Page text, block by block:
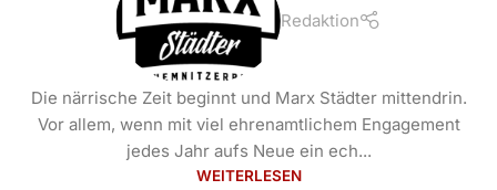
Redaktion
Die närrische Zeit beginnt und Marx Städter mittendrin.
Vor allem, wenn mit viel ehrenamtlichem Engagement
jedes Jahr aufs Neue ein ech...
WEITERLESEN